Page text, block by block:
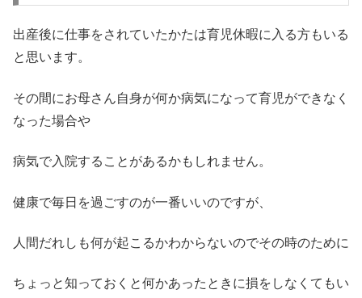
出産後に仕事をされていたかたは育児休暇に入る方もいる
と思います。
その間にお母さん自身が何か病気になって育児ができなく
なった場合や
病気で入院することがあるかもしれません。
健康で毎日を過ごすのが一番いいのですが、
人間だれしも何が起こるかわからないのでその時のために
ちょっと知っておくと何かあったときに損をしなくてもい